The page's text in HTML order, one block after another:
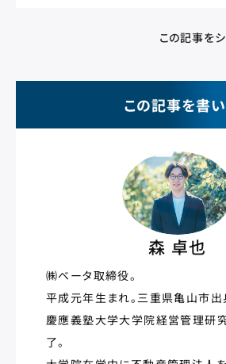
この記事を
この記事を書
森 卓也
㈱ベータ取締役。
平成元年生まれ。三重県亀山市出
慶應義塾大学大学院経営管理研究
了。